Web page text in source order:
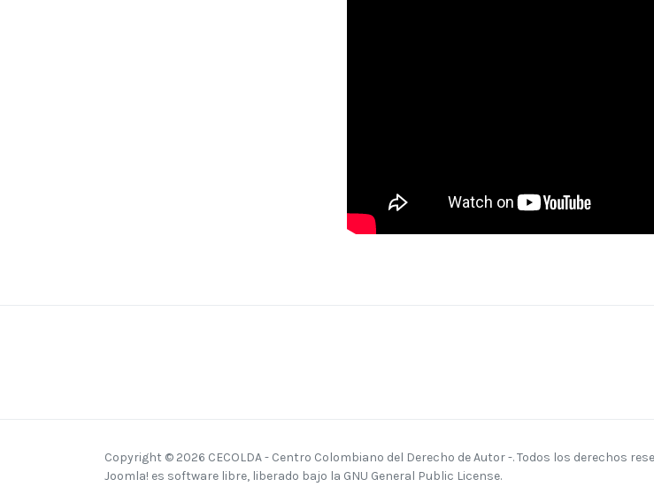
Copyright © 2026 CECOLDA - Centro Colombiano del Derecho de Autor -. Todos los derechos
Joomla! es software libre, liberado bajo la GNU General Public License.